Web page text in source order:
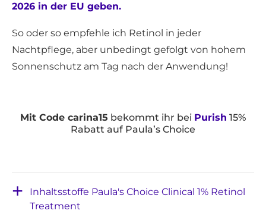
2026 in der EU geben.
So oder so empfehle ich Retinol in jeder
Nachtpflege, aber unbedingt gefolgt von hohem
Sonnenschutz am Tag nach der Anwendung!
Mit Code carina15 bekommt ihr bei Purish 15%
Rabatt auf Paula’s Choice
Inhaltsstoffe Paula's Choice Clinical 1% Retinol
Treatment